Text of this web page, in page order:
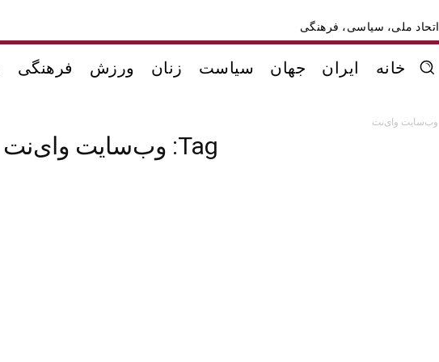
اتحاد ملی، سیاسی، فرهنگی
خانه ایران جهان سیاست زنان ورزش فرهنگی
وب‌سایت وای‌نت
Tag: وب‌سایت وای‌نت